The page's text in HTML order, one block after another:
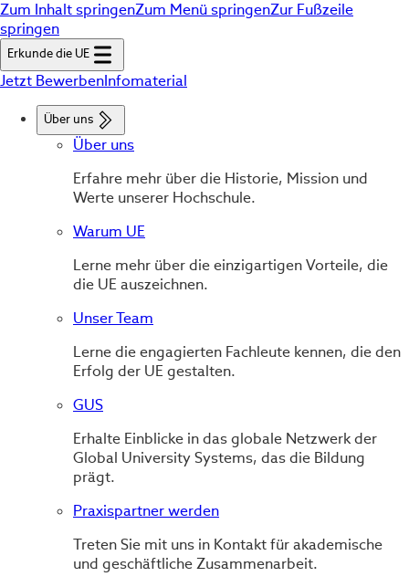
Zum Inhalt springenZum Menü springenZur Fußzeile
springen
Erkunde die UE
Jetzt BewerbenInfomaterial
Über uns
Über uns
Erfahre mehr über die Historie, Mission und
Werte unserer Hochschule.
Warum UE
Lerne mehr über die einzigartigen Vorteile, die
die UE auszeichnen.
Unser Team
Lerne die engagierten Fachleute kennen, die den
Erfolg der UE gestalten.
GUS
Erhalte Einblicke in das globale Netzwerk der
Global University Systems, das die Bildung
prägt.
Praxispartner werden
Treten Sie mit uns in Kontakt für akademische
und geschäftliche Zusammenarbeit.